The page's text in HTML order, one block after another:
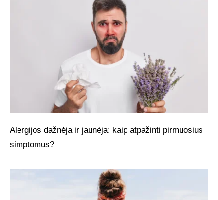
Alergijos dažnėja ir jaunėja: kaip atpažinti pirmuosius
simptomus?